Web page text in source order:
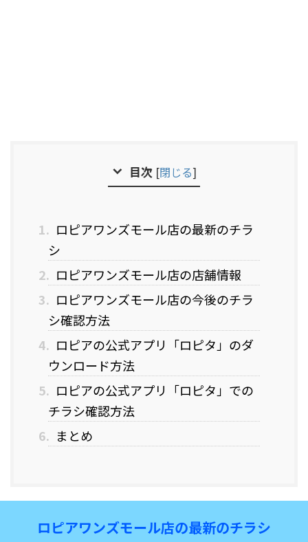
目次 [閉じる]
1. ロピアワンズモール店の最新のチラ
シ
2. ロピアワンズモール店の店舗情報
3. ロピアワンズモール店の今後のチラ
シ確認方法
4. ロピアの公式アプリ「ロピタ」のダ
ウンロード方法
5. ロピアの公式アプリ「ロピタ」での
チラシ確認方法
6. まとめ
ロピアワンズモール店の最新のチラシ